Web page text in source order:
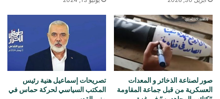
صور لصناعة الذخائر و المعدات
العسكرية من قبل جماعة المقاومة
تصريحات إسماعيل هنية رئيس
المكتب السياسي لحركة حماس في